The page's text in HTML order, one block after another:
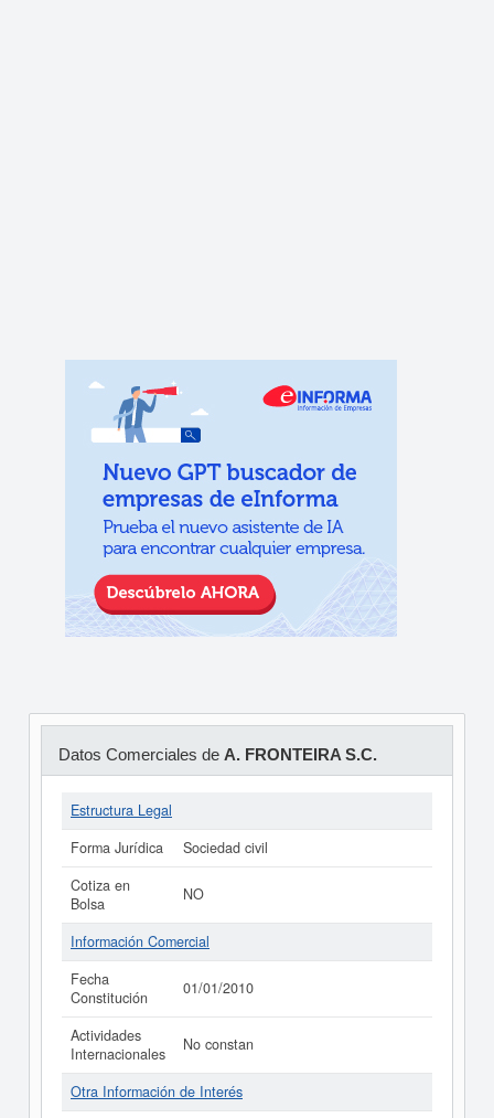
Datos Comerciales de A. FRONTEIRA S.C.
Estructura Legal
Forma Jurídica
Sociedad civil
Cotiza en
Bolsa
NO
Información Comercial
Fecha
Constitución
01/01/2010
Actividades
Internacionales
No constan
Otra Información de Interés